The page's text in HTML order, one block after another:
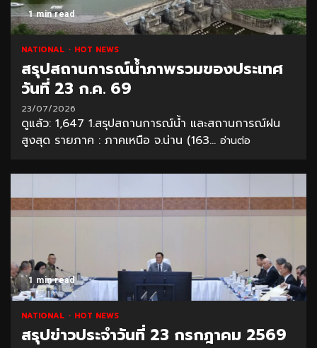
1 min read
NATIONAL HOT NEWS
สรุปสถานการณ์น้ำภาพรวมของประเทศ
วันที่ 23 ก.ค. 69
23/07/2026
ดูแล้ว: 1,647 1.สรุปสถานการณ์น้ำ และสถานการณ์ฝน
สูงสุด รายภาค : ภาคเหนือ จ.น่าน (163... อ่านต่อ
1 min read
NATIONAL HOT NEWS
สรุปข่าวประจำวันที่ 23 กรกฎาคม 2569